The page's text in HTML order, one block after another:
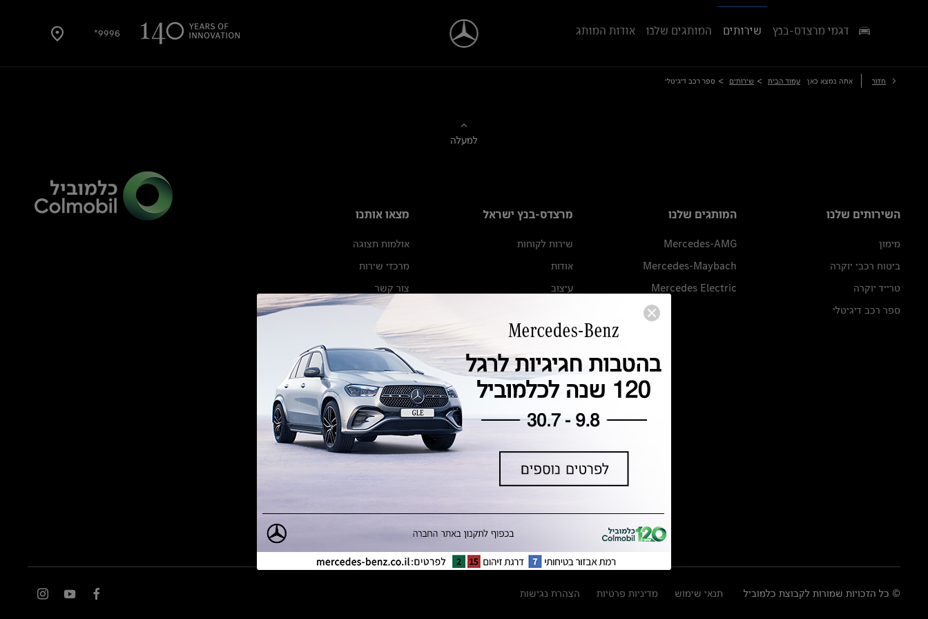
9996* דגמי מרצדס-בנץ שירותים המותגים שלנו אודות המותג
חזור אתה נמצא כאן עמוד הבית > שירותים > ספר רכב דיגיטלי
למעלה
השירותים שלנו
מימון
ביטוח רכבי יוקרה
טרייד יוקרה
ספר רכב דיגיטלי
המותגים שלנו
Mercedes-AMG
Mercedes-Maybach
Mercedes Electric
מרצדס-בנץ ישראל
שירות לקוחות
אודות
עיצוב
מגזין מרצדס-בנץ
ספרי רכב מרצדס-בנץ
נתוני זיהום אוויר וצריכת דלק וחשמל
נתוני תווית צמיגים
מחירון חלפים
הודעה על הטבות לרכבי מרצדס בהסדר
מצאו אותנו
אולמות תצוגה
מרכזי שירות
צור קשר
© כל הזכויות שמורות לקבוצת כלמוביל תנאי שימוש מדיניות פרטיות הצהרת נגישות